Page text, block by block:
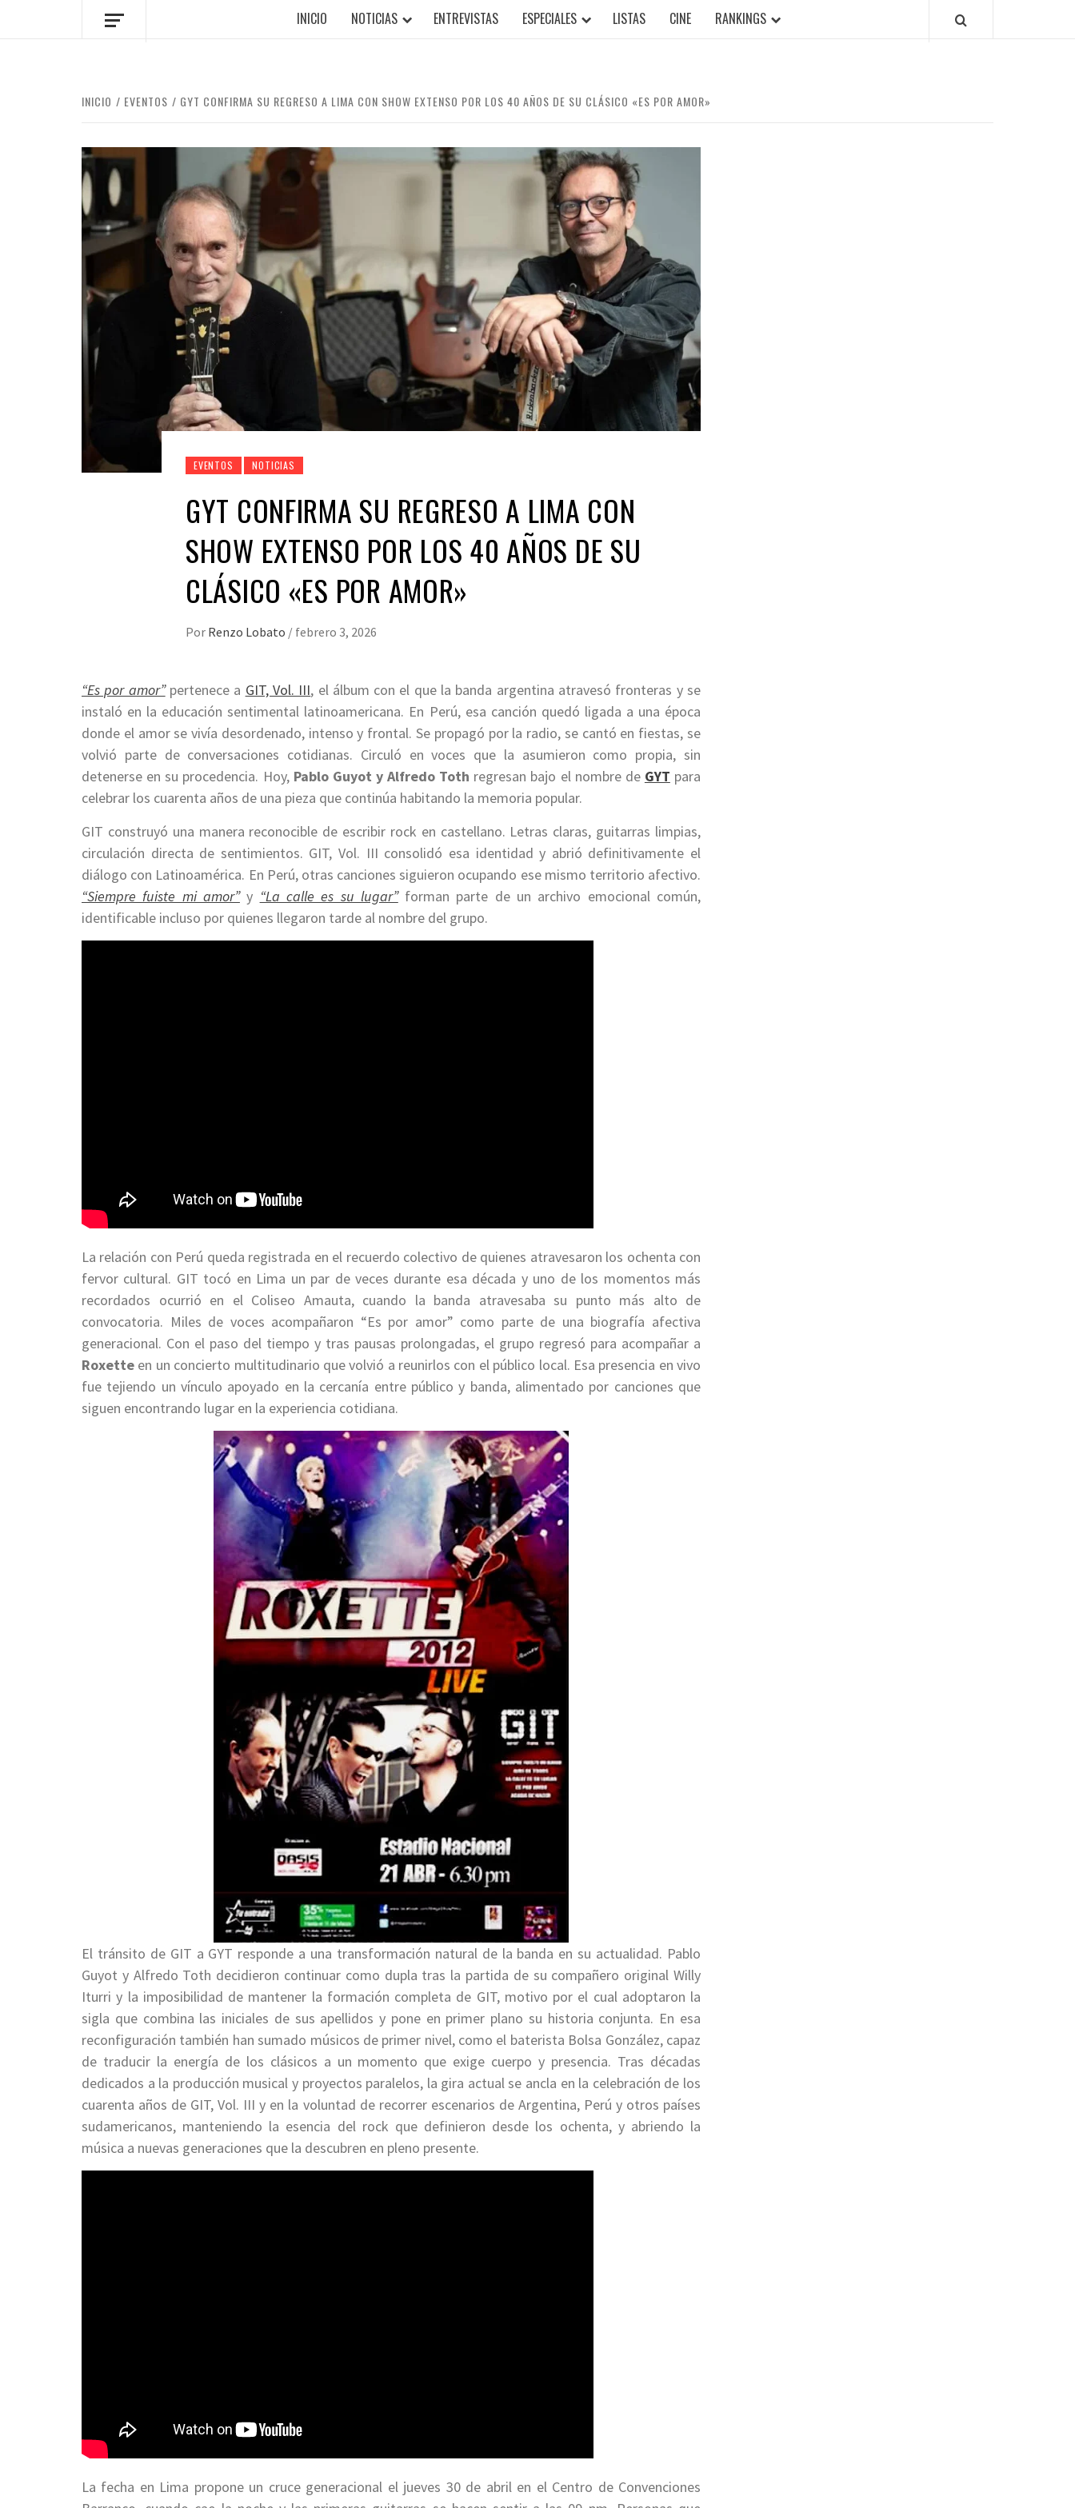
INICIO NOTICIAS ENTREVISTAS ESPECIALES LISTAS CINE RANKINGS
INICIO EVENTOS GYT CONFIRMA SU REGRESO A LIMA CON SHOW EXTENSO POR LOS 40 AÑOS DE SU CLÁSICO «ES POR AMOR»
EVENTOS NOTICIAS
GYT CONFIRMA SU REGRESO A LIMA CON
SHOW EXTENSO POR LOS 40 AÑOS DE SU
CLÁSICO «ES POR AMOR»
Por Renzo Lobato / febrero 3, 2026
“Es por amor”pertenece a GIT, Vol. III, el álbum con el que la banda argentina atravesó fronteras y se
instaló en la educación sentimental latinoamericana. En Perú, esa canción quedó ligada a una época
donde el amor se vivía desordenado, intenso y frontal. Se propagó por la radio, se cantó en fiestas, se
volvió parte de conversaciones cotidianas. Circuló en voces que la asumieron como propia, sin
detenerse en su procedencia. Hoy, Pablo Guyot y Alfredo Toth regresan bajo el nombre de GYT para
celebrar los cuarenta años de una pieza que continúa habitando la memoria popular.
GIT construyó una manera reconocible de escribir rock en castellano. Letras claras, guitarras limpias,
circulación directa de sentimientos. GIT, Vol. III consolidó esa identidad y abrió definitivamente el
diálogo con Latinoamérica. En Perú, otras canciones siguieron ocupando ese mismo territorio afectivo.
“Siempre fuiste mi amor”y “La calle es su lugar”forman parte de un archivo emocional común,
identificable incluso por quienes llegaron tarde al nombre del grupo.
La relación con Perú queda registrada en el recuerdo colectivo de quienes atravesaron los ochenta con
fervor cultural. GIT tocó en Lima un par de veces durante esa década y uno de los momentos más
recordados ocurrió en el Coliseo Amauta, cuando la banda atravesaba su punto más alto de
convocatoria. Miles de voces acompañaron “Es por amor” como parte de una biografía afectiva
generacional. Con el paso del tiempo y tras pausas prolongadas, el grupo regresó para acompañar a
Roxette en un concierto multitudinario que volvió a reunirlos con el público local. Esa presencia en vivo
fue tejiendo un vínculo apoyado en la cercanía entre público y banda, alimentado por canciones que
siguen encontrando lugar en la experiencia cotidiana.
El tránsito de GIT a GYT responde a una transformación natural de la banda en su actualidad. Pablo
Guyot y Alfredo Toth decidieron continuar como dupla tras la partida de su compañero original Willy
Iturri y la imposibilidad de mantener la formación completa de GIT, motivo por el cual adoptaron la
sigla que combina las iniciales de sus apellidos y pone en primer plano su historia conjunta. En esa
reconfiguración también han sumado músicos de primer nivel, como el baterista Bolsa González, capaz
de traducir la energía de los clásicos a un momento que exige cuerpo y presencia. Tras décadas
dedicados a la producción musical y proyectos paralelos, la gira actual se ancla en la celebración de los
cuarenta años de GIT, Vol. III y en la voluntad de recorrer escenarios de Argentina, Perú y otros países
sudamericanos, manteniendo la esencia del rock que definieron desde los ochenta, y abriendo la
música a nuevas generaciones que la descubren en pleno presente.
La fecha en Lima propone un cruce generacional el jueves 30 de abril en el Centro de Convenciones